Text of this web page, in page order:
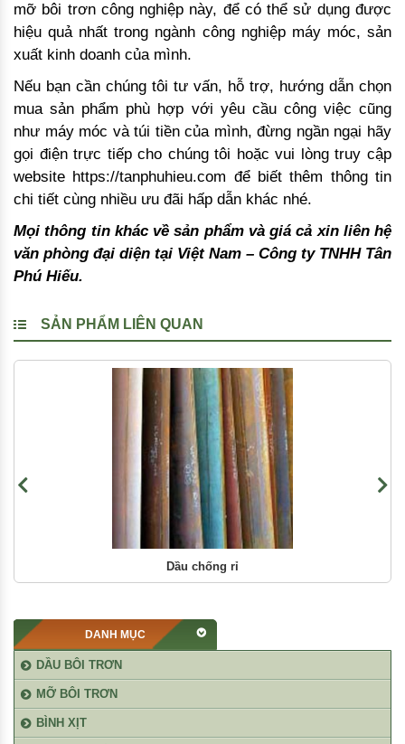
mỡ bôi trơn công nghiệp này, để có thể sử dụng được
hiệu quả nhất trong ngành công nghiệp máy móc, sản
xuất kinh doanh của mình.
Nếu bạn cần chúng tôi tư vấn, hỗ trợ, hướng dẫn chọn
mua sản phẩm phù hợp với yêu cầu công việc cũng
như máy móc và túi tiền của mình, đừng ngần ngại hãy
gọi điện trực tiếp cho chúng tôi hoặc vui lòng truy cập
website https://tanphuhieu.com để biết thêm thông tin
chi tiết cùng nhiều ưu đãi hấp dẫn khác nhé.
Mọi thông tin khác về sản phẩm và giá cả xin liên hệ
văn phòng đại diện tại Việt Nam – Công ty TNHH Tân
Phú Hiếu.
SẢN PHẨM LIÊN QUAN
Dầu chống rỉ
DANH MỤC
DẦU BÔI TRƠN
MỠ BÔI TRƠN
BÌNH XỊT